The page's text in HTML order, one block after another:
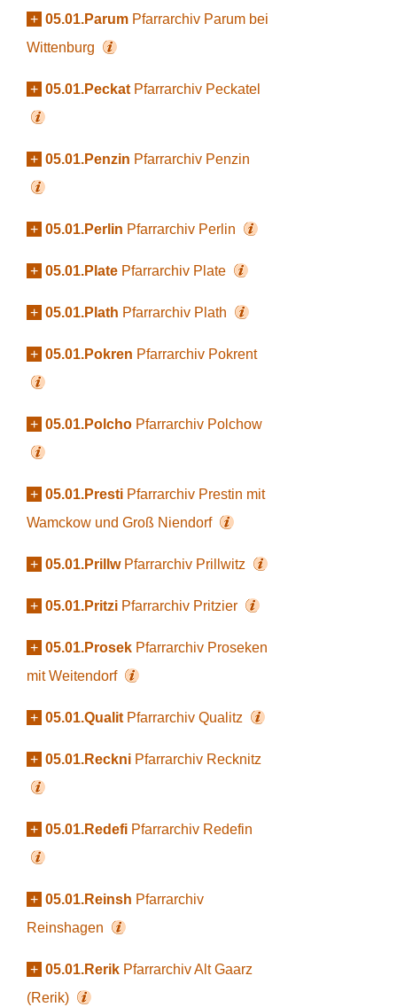
+ 05.01.Parum Pfarrarchiv Parum bei
Wittenburg
+ 05.01.Peckat Pfarrarchiv Peckatel
+ 05.01.Penzin Pfarrarchiv Penzin
+ 05.01.Perlin Pfarrarchiv Perlin
+ 05.01.Plate Pfarrarchiv Plate
+ 05.01.Plath Pfarrarchiv Plath
+ 05.01.Pokren Pfarrarchiv Pokrent
+ 05.01.Polcho Pfarrarchiv Polchow
+ 05.01.Presti Pfarrarchiv Prestin mit
Wamckow und Groß Niendorf
+ 05.01.Prillw Pfarrarchiv Prillwitz
+ 05.01.Pritzi Pfarrarchiv Pritzier
+ 05.01.Prosek Pfarrarchiv Proseken
mit Weitendorf
+ 05.01.Qualit Pfarrarchiv Qualitz
+ 05.01.Reckni Pfarrarchiv Recknitz
+ 05.01.Redefi Pfarrarchiv Redefin
+ 05.01.Reinsh Pfarrarchiv
Reinshagen
+ 05.01.Rerik Pfarrarchiv Alt Gaarz
(Rerik)